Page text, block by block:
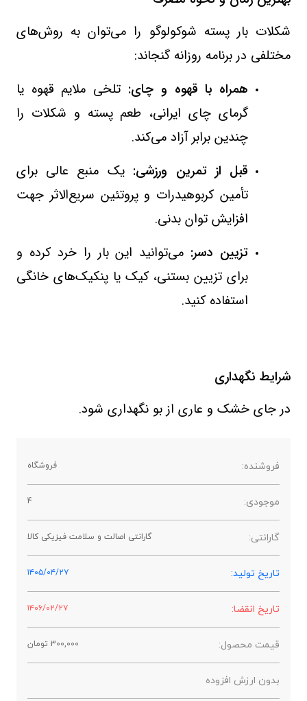
شکلات بار پسته شوکولوگو را می‌توان به روش‌های
مختلفی در برنامه روزانه گنجاند:
همراه با قهوه و چای: تلخی ملایم قهوه یا
گرمای چای ایرانی، طعم پسته و شکلات را
چندین برابر آزاد می‌کند.
قبل از تمرین ورزشی: یک منبع عالی برای
تأمین کربوهیدرات و پروتئین سریع‌الاثر جهت
افزایش توان بدنی.
تزیین دسر: می‌توانید این بار را خرد کرده و
برای تزیین بستنی، کیک یا پنکیک‌های خانگی
استفاده کنید.
شرایط نگهداری
در جای خشک و عاری از بو نگهداری شود.
فروشنده: فروشگاه
موجودی: 4
گارانتی: گارانتی اصالت و سلامت فیزیکی کالا
تاریخ تولید: ۱۴۰۵/۰۴/۲۷
تاریخ انقضا: ۱۴۰۶/۰۲/۲۷
قیمت محصول: 300,000 تومان
بدون ارزش افزوده